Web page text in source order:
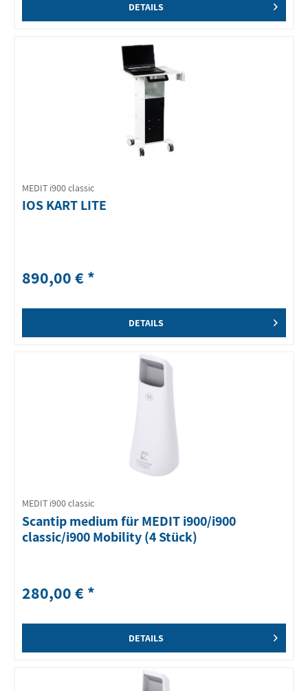
DETAILS
MEDIT i900 classic
IOS KART LITE
890,00 € *
DETAILS
MEDIT i900 classic
Scantip medium für MEDIT i900/i900
classic/i900 Mobility (4 Stück)
280,00 € *
DETAILS